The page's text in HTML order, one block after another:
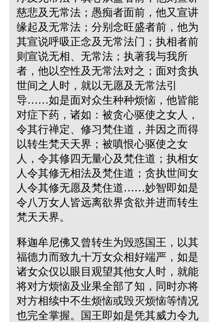
慈悲及无常法；愚痴者面前，他又宣讲
缘起及无常法；分别念旺盛者前，他为
其宣说呼吸正念及无常法门；执相者前
则宣说无相、无常法；执著我与我所
者，他以空性及无常法对之；面对贪执
世间之人时，就以无愿及无常法引
导……如是面对众生种种烦恼，他皆能
对症下药，诸如：被贪心驱使之女人，
令其行禅定、修习梵住道，并因之而得
以转生梵天天界；被嗔恨心驱使之女
人，令其修四无量心及梵住道；执相女
人令其修无相法及梵住道；贪执世间女
人令其修无愿及梵住道……妙智即如是
令八万女人皆远离欲界贪欲并进而转生
梵天天界。
释迦牟尼佛又曾转生为毁惑国王，以其
福德力而致九十万女众相好端严，如是
诸女众仅以眼目观望其他女人时，就能
将对方烦恼及业果全部了知，同时亦将
对方相续中不生烦恼或毁灭烦恼等情况
也完全掌握。国王即如是凭其威力令九